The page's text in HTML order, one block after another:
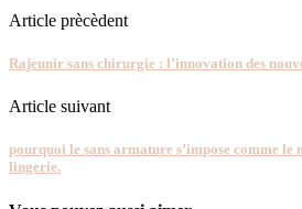
Article prècèdent
Rajeunir sans chirurgie : l’innovation des
Article suivant
pourquoi le sans armature s’impose comme le
lingerie.